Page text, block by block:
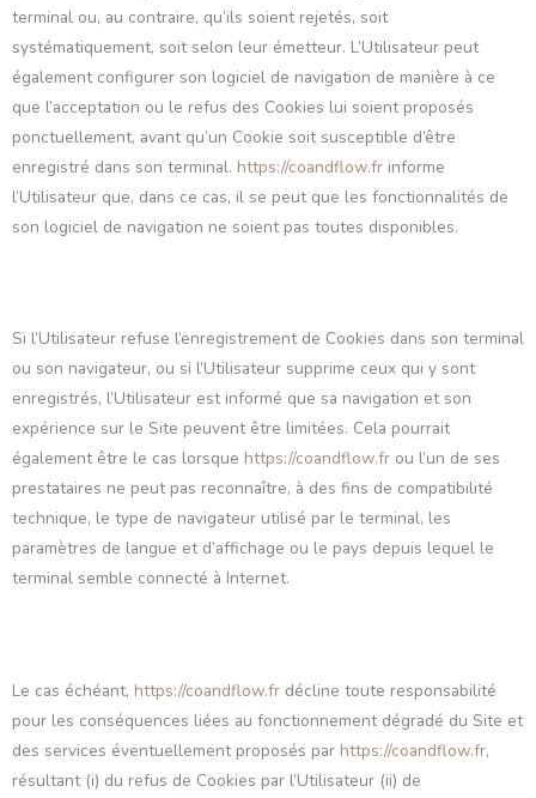
terminal ou, au contraire, qu’ils soient rejetés, soit
systématiquement, soit selon leur émetteur. L’Utilisateur peut
également configurer son logiciel de navigation de manière à ce
que l’acceptation ou le refus des Cookies lui soient proposés
ponctuellement, avant qu’un Cookie soit susceptible d’être
enregistré dans son terminal. https://coandflow.fr informe
l’Utilisateur que, dans ce cas, il se peut que les fonctionnalités de
son logiciel de navigation ne soient pas toutes disponibles.
Si l’Utilisateur refuse l’enregistrement de Cookies dans son terminal
ou son navigateur, ou si l’Utilisateur supprime ceux qui y sont
enregistrés, l’Utilisateur est informé que sa navigation et son
expérience sur le Site peuvent être limitées. Cela pourrait
également être le cas lorsque https://coandflow.fr ou l’un de ses
prestataires ne peut pas reconnaître, à des fins de compatibilité
technique, le type de navigateur utilisé par le terminal, les
paramètres de langue et d’affichage ou le pays depuis lequel le
terminal semble connecté à Internet.
Le cas échéant, https://coandflow.fr décline toute responsabilité
pour les conséquences liées au fonctionnement dégradé du Site et
des services éventuellement proposés par https://coandflow.fr,
résultant (i) du refus de Cookies par l’Utilisateur (ii) de